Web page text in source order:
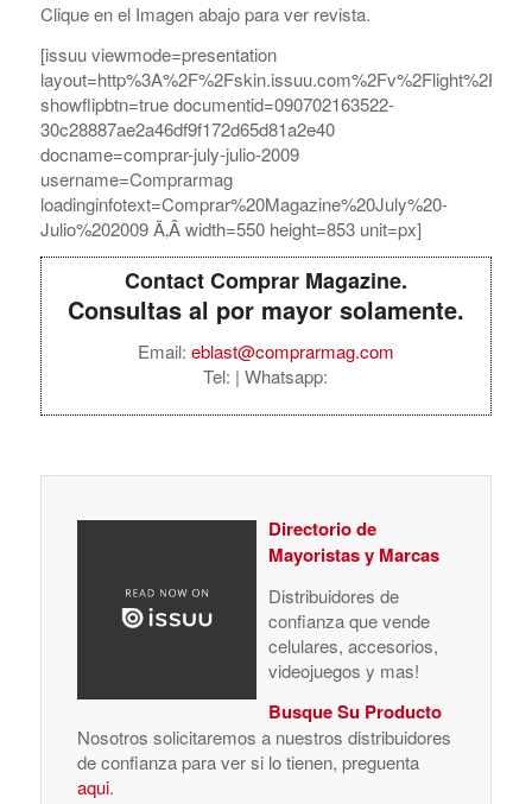
Clique en el Imagen abajo para ver revista.
[issuu viewmode=presentation
showflipbtn=true documentid=090702163522-
30c28887ae2a46df9f172d65d81a2e40
docname=comprar-july-julio-2009
username=Comprarmag
loadinginfotext=Comprar%20Magazine%20July%20-
Julio%202009 Ã‚Â width=550 height=853 unit=px]
Contact Comprar Magazine.
Consultas al por mayor solamente.
Email: eblast@comprarmag.com
Tel: | Whatsapp:
Directorio de
Mayoristas y Marcas
Distribuidores de
confianza que vende
celulares, accesorios,
videojuegos y mas!
Busque Su Producto
Nosotros solicitaremos a nuestros distribuidores
de confianza para ver si lo tienen, preguenta
aqui.